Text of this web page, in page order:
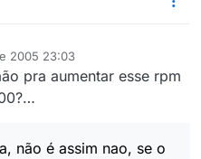
2005 23:03
pra aumentar esse rpm
não é assim nao, se o